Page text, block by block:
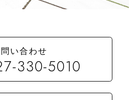
い合わせ
330-5010